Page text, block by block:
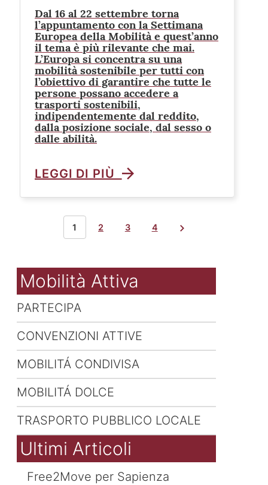
Dal 16 al 22 settembre torna
l’appuntamento con la Settimana
Europea della Mobilità e quest’anno
il tema è più rilevante che mai.
L’Europa si concentra su una
mobilità sostenibile per tutti con
l’obiettivo di garantire che tutte le
persone possano accedere a
trasporti sostenibili,
indipendentemente dal reddito,
dalla posizione sociale, dal sesso o
dalle abilità.
LEGGI DI PIÙ
1 2 3 4
Mobilità Attiva
PARTECIPA
CONVENZIONI ATTIVE
MOBILITÁ CONDIVISA
MOBILITÁ DOLCE
TRASPORTO PUBBLICO LOCALE
Ultimi Articoli
Free2Move per Sapienza